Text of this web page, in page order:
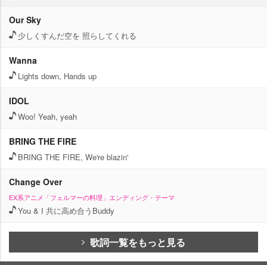
Our Sky
少しくすんだ空を 照らしてくれる
Wanna
Lights down, Hands up
IDOL
Woo! Yeah, yeah
BRING THE FIRE
BRING THE FIRE, We're blazin'
Change Over
EX系アニメ「フェルマーの料理」エンディング・テーマ
You & I 共に高め合うBuddy
歌詞一覧をもっと見る